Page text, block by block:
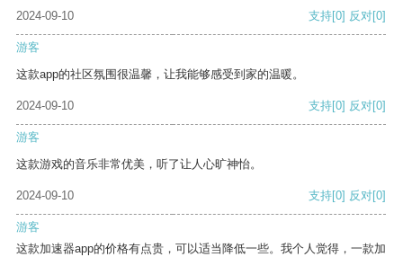
2024-09-10
支持[0] 反对[0]
游客
这款app的社区氛围很温馨，让我能够感受到家的温暖。
2024-09-10 支持[0] 反对[0]
游客
这款游戏的音乐非常优美，听了让人心旷神怡。
2024-09-10 支持[0] 反对[0]
游客
这款加速器app的价格有点贵，可以适当降低一些。我个人觉得，一款加